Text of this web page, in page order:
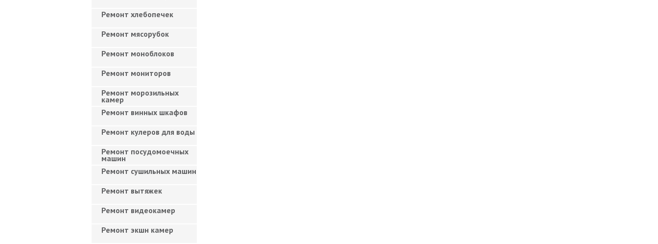
Ремонт хлебопечек
Ремонт мясорубок
Ремонт моноблоков
Ремонт мониторов
Ремонт морозильных
камер
Ремонт винных шкафов
Ремонт кулеров для воды
Ремонт посудомоечных
машин
Ремонт сушильных машин
Ремонт вытяжек
Ремонт видеокамер
Ремонт экшн камер